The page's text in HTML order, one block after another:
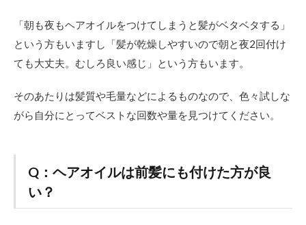
「朝も夜もヘアオイルをつけてしまうと髪がベタベタする」
という方もいますし「髪が乾燥しやすいので朝と夜2回付け
ても大丈夫。むしろ良い感じ」という方もいます。
そのあたりは髪質や毛量などによるものなので、色々試しな
がら自分にとってベストな回数や量を見つけてください。
Q：ヘアオイルは前髪にも付けた方が良
い？